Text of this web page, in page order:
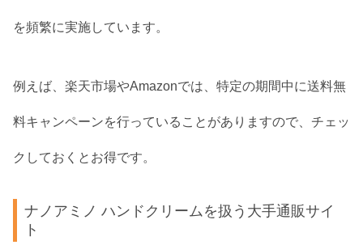
を頻繁に実施しています。
例えば、楽天市場やAmazonでは、特定の期間中に送料無
料キャンペーンを行っていることがありますので、チェッ
クしておくとお得です。
ナノアミノ ハンドクリームを扱う大手通販サイ
ト